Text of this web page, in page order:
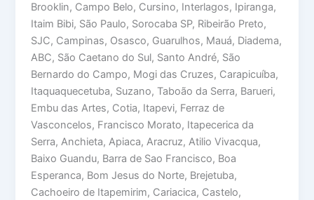
Brooklin, Campo Belo, Cursino, Interlagos, Ipiranga,
Itaim Bibi, São Paulo, Sorocaba SP, Ribeirão Preto,
SJC, Campinas, Osasco, Guarulhos, Mauá, Diadema,
ABC, São Caetano do Sul, Santo André, São
Bernardo do Campo, Mogi das Cruzes, Carapicuíba,
Itaquaquecetuba, Suzano, Taboão da Serra, Barueri,
Embu das Artes, Cotia, Itapevi, Ferraz de
Vasconcelos, Francisco Morato, Itapecerica da
Serra, Anchieta, Apiaca, Aracruz, Atilio Vivacqua,
Baixo Guandu, Barra de Sao Francisco, Boa
Esperanca, Bom Jesus do Norte, Brejetuba,
Cachoeiro de Itapemirim, Cariacica, Castelo,